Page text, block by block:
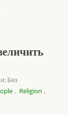
Без
, Religion ,